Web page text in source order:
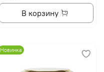
В корзину
Новинка